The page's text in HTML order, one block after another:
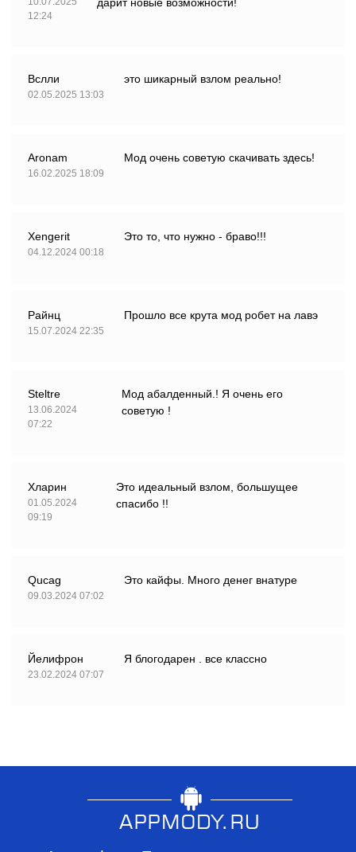
12:24
Вслли
02.05.2025 13:03
это шикарный взлом реально!
Aronam
16.02.2025 18:09
Мод очень советую скачивать здесь!
Xengerit
04.12.2024 00:18
Это то, что нужно - браво!!!
Райнц
15.07.2024 22:35
Прошло все крута мод робет на лавэ
Steltre
13.06.2024
07:22
Мод абалденный.! Я очень его
советую !
Хларин
01.05.2024
09:19
Это идеальный взлом, большущее
спасибо !!
Qucag
09.03.2024 07:02
Это кайфы. Много денег внатуре
Йелифрон
23.02.2024 07:07
Я блогодарен . все классно